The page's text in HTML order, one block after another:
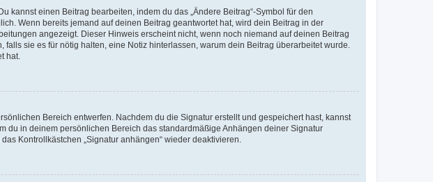
kannst einen Beitrag bearbeiten, indem du das „Ändere Beitrag“-Symbol für den
Wenn bereits jemand auf deinen Beitrag geantwortet hat, wird dein Beitrag in der
angezeigt. Dieser Hinweis erscheint nicht, wenn noch niemand auf deinen Beitrag
sie es für nötig halten, eine Notiz hinterlassen, warum dein Beitrag überarbeitet wurde.
hat.
Bereich entwerfen. Nachdem du die Signatur erstellt und gespeichert hast, kannst
du in deinem persönlichen Bereich das standardmäßige Anhängen deiner Signatur
Kontrollkästchen „Signatur anhängen“ wieder deaktivieren.